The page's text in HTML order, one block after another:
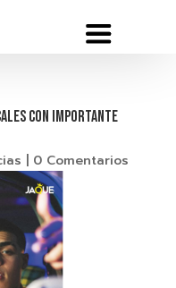
CON IMPORTANTE
0 Comentarios